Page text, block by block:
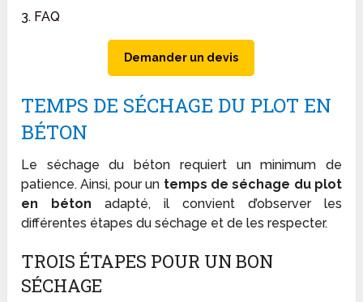
3. FAQ
Demander un devis
TEMPS DE SÉCHAGE DU PLOT EN
BÉTON
Le séchage du béton requiert un minimum de
patience. Ainsi, pour un temps de séchage du plot
en béton adapté, il convient d’observer les
différentes étapes du séchage et de les respecter.
TROIS ÉTAPES POUR UN BON
SÉCHAGE